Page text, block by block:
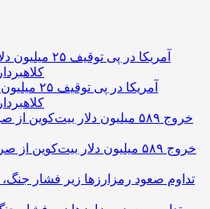
آمریکا در
خروج ۵۸۹ میلیون دلار بیت‌کوین